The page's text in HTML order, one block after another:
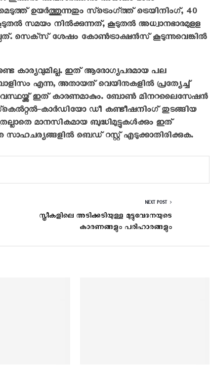
ഉയര്‍ത്തുന്നതും സ്‌ട്രെംഗ്ത്ത് ട്രെയിനിംഗ്, 40
സമയം നില്‍ക്കുന്നത്, കൂടുതല്‍ അധ്വാനഭാരമുളള
സെക്‌സ് ശേഷം കോണ്‍ട്രാക്ഷന്‍സ് കൂടുന്നുവെങ്കില്‍
കാര്യവുമില്ല. ഇത് ആരോഗ്യപരമായ പല
എന്ന, അതായത് വെയിനുകളില്‍ പ്രത്യേച്ച്
അവസ്ഥയ്ക്ക് ഇത് കാരണമാകും. ബോണ്‍ മിനറലൈസേഷന്‍
കാര്‍ഡിയോ ഡീ കണ്ടീഷനിംഗ് തുടങ്ങിയ
മാനസികമായ ബുദ്ധിമുട്ടുകള്‍ക്കും ഇത്
ബെഡ് റസ്റ്റ് എടുക്കാതിരിക്കുക.
NEXT POST
സ്ത്രീകളിലെ അടിക്കടിയുള്ള മുട്ടുവേദനയുടെ
കാരണങ്ങളും പരിഹാരങ്ങളും